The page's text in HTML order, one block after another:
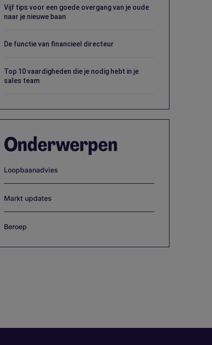
Vijf tips voor een goede overgang van je oude
naar je nieuwe baan
De functie van financieel directeur
Top 10 vaardigheden die je nodig hebt in je
sales team
Onderwerpen
Loopbaanadvies
Markt updates
Beroep